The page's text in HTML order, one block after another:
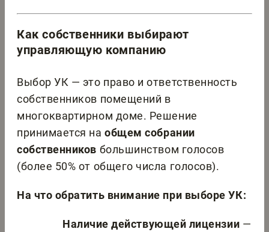
Как собственники выбирают
управляющую компанию
Выбор УК — это право и ответственность
собственников помещений в
многоквартирном доме. Решение
принимается наобщем собрании
собственников большинством голосов
(более 50% от общего числа голосов).
На что обратить внимание при выборе УК:
Наличие действующей лицензии —